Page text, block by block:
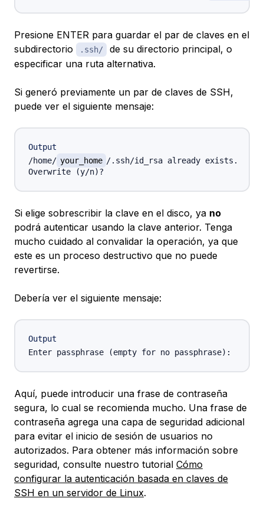
Presione ENTER para guardar el par de claves en el
subdirectorio
.ssh/
de su directorio principal, o
especificar una ruta alternativa.
Si generó previamente un par de claves de SSH,
puede ver el siguiente mensaje:
Output
/home/ your_home /.ssh/id_rsa already exists.
Si elige sobrescribir la clave en el disco, ya no
podrá autenticar usando la clave anterior. Tenga
mucho cuidado al convalidar la operación, ya que
este es un proceso destructivo que no puede
revertirse.
Debería ver el siguiente mensaje:
Output
Aquí, puede introducir una frase de contraseña
segura, lo cual se recomienda mucho. Una frase de
contraseña agrega una capa de seguridad adicional
para evitar el inicio de sesión de usuarios no
autorizados. Para obtener más información sobre
seguridad, consulte nuestro tutorial Cómo
configurar la autenticación basada en claves de
SSH en un servidor de Linux.